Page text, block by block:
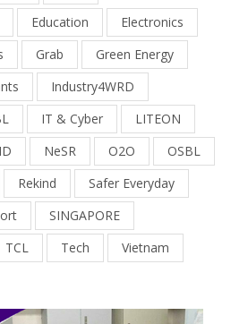
Education
Electronics
Grab
Green Energy
Industry4WRD
IT & Cyber
LITEON
NeSR O2O
OSBL
Rekind
Safer Everyday
SINGAPORE
TCL Tech Vietnam